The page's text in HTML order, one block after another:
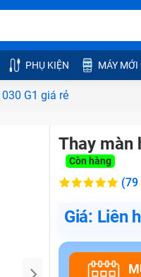
PHỤ KIỆN MÁY MỚI
G1 giá rẻ
Thay màn
Còn hàng
(79
Giá: Liên